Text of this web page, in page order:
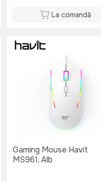
La comandă
Gaming Mouse Havit
MS961, Alb